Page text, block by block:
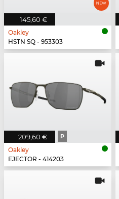
145,60 €
Oakley
HSTN SQ - 953303
209,60 € P
Oakley
EJECTOR - 414203